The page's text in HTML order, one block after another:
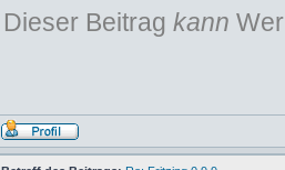
Dieser Beitrag kann